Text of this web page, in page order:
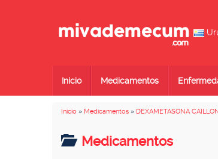
Inicio Medicamentos
Inicio » Medicamentos » DEXAMETASONA
Medicamentos